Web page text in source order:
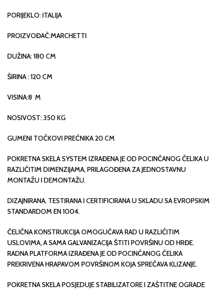
PORIJEKLO: ITALIJA
PROIZVOĐAČ:MARCHETTI
DUŽINA: 180 CM
ŠIRINA : 120 CM
VISINA:8 M
NOSIVOST: 350 KG
GUMENI TOČKOVI PREČNIKA 20 CM
POKRETNA SKELA SYSTEM IZRAĐENA JE OD POCINČANOG ČELIKA U
RAZLIČITIM DIMENZIJAMA, PRILAGOĐENA ZA JEDNOSTAVNU
MONTAŽU I DEMONTAŽU.
DIZAJNIRANA, TESTIRANA I CERTIFICIRANA U SKLADU SA EVROPSKIM
STANDARDOM EN 1004.
ČELIČNA KONSTRUKCIJA OMOGUĆAVA RAD U RAZLIČITIM
USLOVIMA, A SAMA GALVANIZACIJA ŠTITI POVRŠINU OD HRĐE.
RADNA PLATFORMA IZRAĐENA JE OD POCINČANOG ČELIKA
PREKRIVENA HRAPAVOM POVRŠINOM KOJA SPREČAVA KLIZANJE.
POKRETNA SKELA POSJEDUJE STABILIZATORE I ZAŠTITNE OGRADE